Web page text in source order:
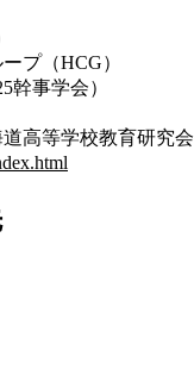
（HCG）
事学会）
高等学校教育研究会